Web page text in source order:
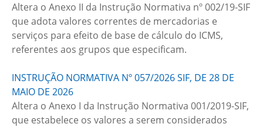
Altera o Anexo II da Instrução Normativa nº 002/19-SIF
que adota valores correntes de mercadorias e
serviços para efeito de base de cálculo do ICMS,
referentes aos grupos que especificam.
INSTRUÇÃO NORMATIVA Nº 057/2026 SIF, DE 28 DE
MAIO DE 2026
Altera o Anexo I da Instrução Normativa 001/2019-SIF,
que estabelece os valores a serem considerados